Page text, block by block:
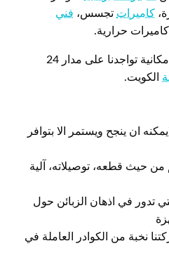
كاميرات تجسس، فني
حرارية.
أنسب و ارخص الأسعار مع أمكانية تواجدنا على مدار 24
الكويت.
ان ينجح ويستمر الا بتوافر
من حيث قطعه، توصيلاته، آلية
تدور في اذهان الزبائن حول
نخبة من الكوادر العاملة في